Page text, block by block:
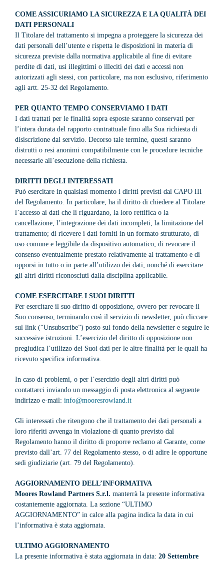
COME ASSICURIAMO LA SICUREZZA E LA QUALITÀ DEI
DATI PERSONALI
Il Titolare del trattamento si impegna a proteggere la sicurezza dei
dati personali dell’utente e rispetta le disposizioni in materia di
sicurezza previste dalla normativa applicabile al fine di evitare
perdite di dati, usi illegittimi o illeciti dei dati e accessi non
autorizzati agli stessi, con particolare, ma non esclusivo, riferimento
agli artt. 25-32 del Regolamento.
PER QUANTO TEMPO CONSERVIAMO I DATI
I dati trattati per le finalità sopra esposte saranno conservati per
l’intera durata del rapporto contrattuale fino alla Sua richiesta di
disiscrizione dal servizio. Decorso tale termine, questi saranno
distrutti o resi anonimi compatibilmente con le procedure tecniche
necessarie all’esecuzione della richiesta.
DIRITTI DEGLI INTERESSATI
Può esercitare in qualsiasi momento i diritti previsti dal CAPO III
del Regolamento. In particolare, ha il diritto di chiedere al Titolare
l’accesso ai dati che li riguardano, la loro rettifica o la
cancellazione, l’integrazione dei dati incompleti, la limitazione del
trattamento; di ricevere i dati forniti in un formato strutturato, di
uso comune e leggibile da dispositivo automatico; di revocare il
consenso eventualmente prestato relativamente al trattamento e di
opporsi in tutto o in parte all’utilizzo dei dati; nonché di esercitare
gli altri diritti riconosciuti dalla disciplina applicabile.
COME ESERCITARE I SUOI DIRITTI
Per esercitare il suo diritto di opposizione, ovvero per revocare il
Suo consenso, terminando così il servizio di newsletter, può cliccare
sul link (“Unsubscribe”) posto sul fondo della newsletter e seguire le
successive istruzioni. L’esercizio del diritto di opposizione non
pregiudica l’utilizzo dei Suoi dati per le altre finalità per le quali ha
ricevuto specifica informativa.
In caso di problemi, o per l’esercizio degli altri diritti può
contattarci inviando un messaggio di posta elettronica al seguente
indirizzo e-mail: info@mooresrowland.it
Gli interessati che ritengono che il trattamento dei dati personali a
loro riferiti avvenga in violazione di quanto previsto dal
Regolamento hanno il diritto di proporre reclamo al Garante, come
previsto dall’art. 77 del Regolamento stesso, o di adire le opportune
sedi giudiziarie (art. 79 del Regolamento).
AGGIORNAMENTO DELL’INFORMATIVA
Moores Rowland Partners S.r.l. manterrà la presente informativa
costantemente aggiornata. La sezione “ULTIMO
AGGIORNAMENTO” in calce alla pagina indica la data in cui
l’informativa è stata aggiornata.
ULTIMO AGGIORNAMENTO
La presente informativa è stata aggiornata in data: 20 Settembre